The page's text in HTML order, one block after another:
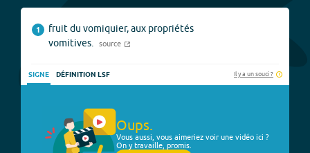
1
fruit du vomiquier, aux propriétés
vomitives.
source
SIGNE DÉFINITION LSF Il y a un souci ?
Oups.
Vous aussi, vous aimeriez voir une vidéo ici ?
On y travaille, promis.